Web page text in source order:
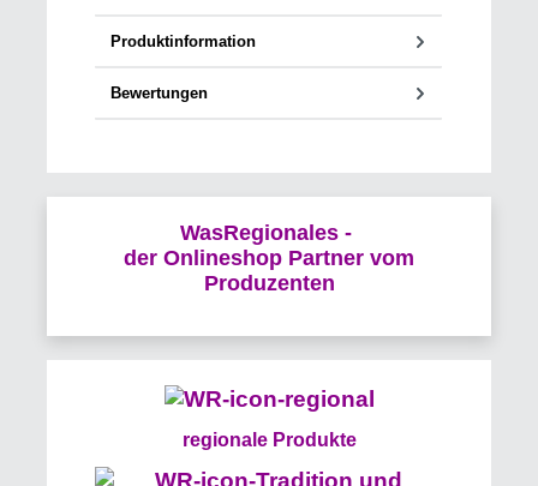
Produktinformation
Bewertungen
WasRegionales -
der Onlineshop Partner vom
Produzenten
regionale Produkte